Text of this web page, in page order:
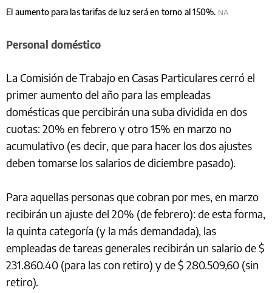
El aumento para las tarifas de luz será en torno al 150%. NA
Personal doméstico
La Comisión de Trabajo en Casas Particulares cerró el
primer aumento del año para las empleadas
domésticas que percibirán una suba dividida en dos
cuotas: 20% en febrero y otro 15% en marzo no
acumulativo (es decir, que para hacer los dos ajustes
deben tomarse los salarios de diciembre pasado).
Para aquellas personas que cobran por mes, en marzo
recibirán un ajuste del 20% (de febrero): de esta forma,
la quinta categoría (y la más demandada), las
empleadas de tareas generales recibirán un salario de $
231.860.40 (para las con retiro) y de $ 280.509,60 (sin
retiro).